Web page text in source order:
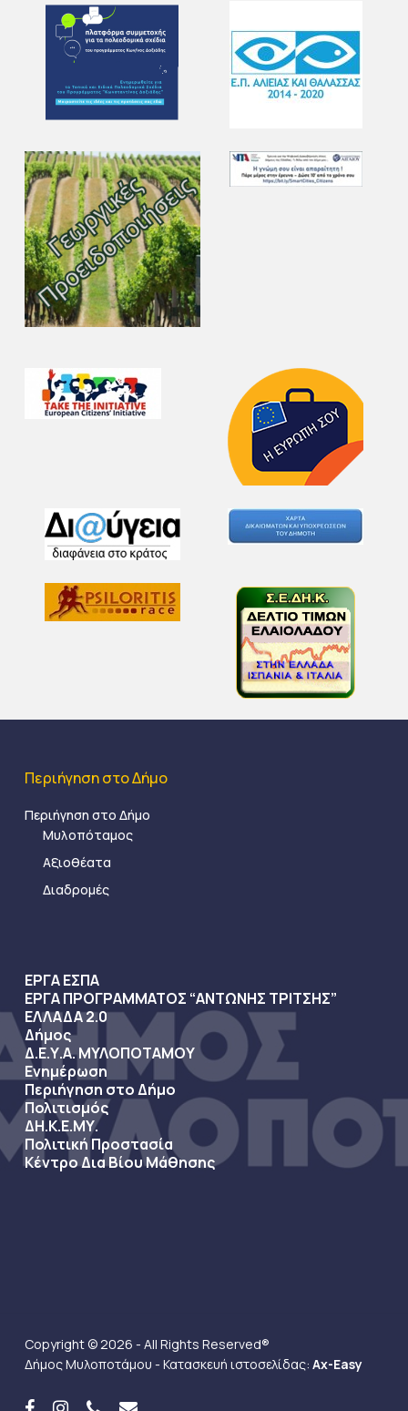
Περιήγηση στο Δήμο
Περιήγηση στο Δήμο
Μυλοπόταμος
Αξιοθέατα
Διαδρομές
ΕΡΓΑ ΕΣΠΑ
ΕΡΓΑ ΠΡΟΓΡΑΜΜΑΤΟΣ “ΑΝΤΩΝΗΣ ΤΡΙΤΣΗΣ”
ΕΛΛΑΔΑ 2.0
Δήμος
Δ.Ε.Υ.Α. ΜΥΛΟΠΟΤΑΜΟΥ
Ενημέρωση
Περιήγηση στο Δήμο
Πολιτισμός
ΔΗ.Κ.Ε.ΜΥ.
Πολιτική Προστασία
Κέντρο Δια Βίου Μάθησης
Copyright © 2026 - All Rights Reserved®
Δήμος Μυλοποτάμου - Κατασκευή ιστοσελίδας: Ax-Easy
facebookinstagramphoneemail